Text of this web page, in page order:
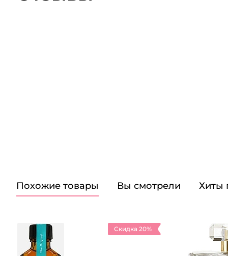
Похожие товары Вы смотрели Хиты
Скидка 20%